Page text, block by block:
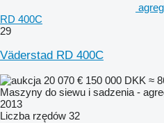
RD 400C
29
Väderstad RD 400C
20 070 € 150 000 DKK ≈
Maszyny do siewu i sadzenia -
2013
Liczba rzędów 32